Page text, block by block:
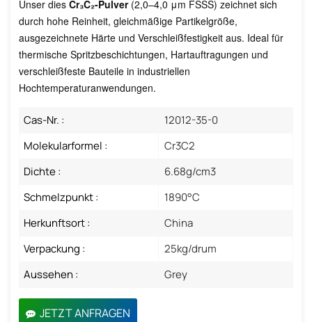
Unser dies Cr₃C₂-Pulver (2,0–4,0 μm FSSS) zeichnet sich
durch hohe Reinheit, gleichmäßige Partikelgröße,
ausgezeichnete Härte und Verschleißfestigkeit aus. Ideal für
thermische Spritzbeschichtungen, Hartauftragungen und
verschleißfeste Bauteile in industriellen
Hochtemperaturanwendungen.
Cas-Nr. :
12012-35-0
Molekularformel :
Cr3C2
Dichte :
6.68g/cm3
Schmelzpunkt :
1890°C
Herkunftsort :
China
Verpackung :
25kg/drum
Aussehen :
Grey
JETZT ANFRAGEN